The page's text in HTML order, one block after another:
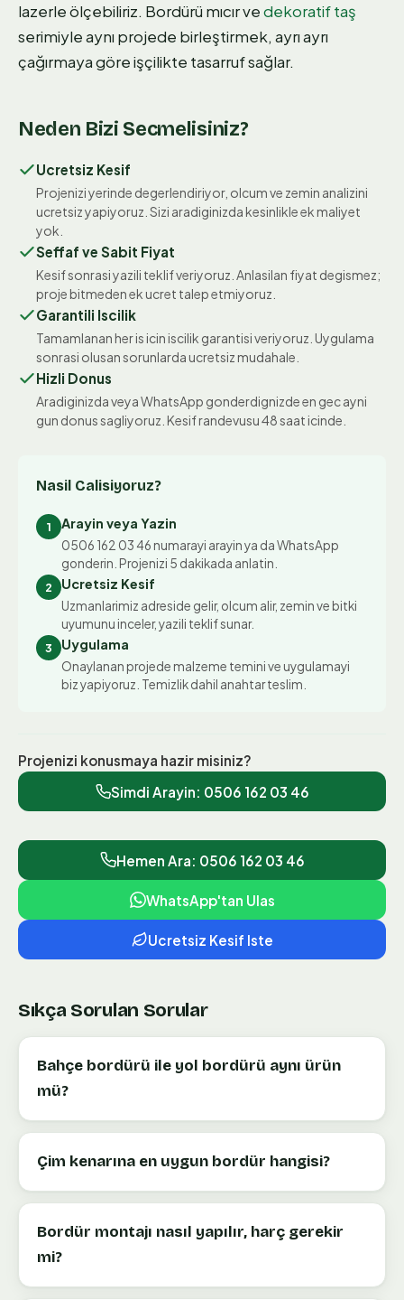
lazerle ölçebiliriz. Bordürü mıcır vedekoratif taş
serimiyle aynı projede birleştirmek, ayrı ayrı
çağırmaya göre işçilikte tasarruf sağlar.
Neden Bizi Secmelisiniz?
Ucretsiz Kesif
Projenizi yerinde degerlendiriyor, olcum ve zemin analizini
ucretsiz yapiyoruz. Sizi aradiginizda kesinlikle ek maliyet
yok.
Seffaf ve Sabit Fiyat
Kesif sonrasi yazili teklif veriyoruz. Anlasilan fiyat degismez;
proje bitmeden ek ucret talep etmiyoruz.
Garantili Iscilik
Tamamlanan her is icin iscilik garantisi veriyoruz. Uygulama
sonrasi olusan sorunlarda ucretsiz mudahale.
Hizli Donus
Aradiginizda veya WhatsApp gonderdignizde en gec ayni
gun donus sagliyoruz. Kesif randevusu 48 saat icinde.
Nasil Calisiyoruz?
1 Arayin veya Yazin
0506 162 03 46 numarayi arayin ya da WhatsApp
gonderin. Projenizi 5 dakikada anlatin.
2 Ucretsiz Kesif
Uzmanlarimiz adreside gelir, olcum alir, zemin ve bitki
uyumunu inceler, yazili teklif sunar.
3 Uygulama
Onaylanan projede malzeme temini ve uygulamayi
biz yapiyoruz. Temizlik dahil anahtar teslim.
Projenizi konusmaya hazir misiniz?
Simdi Arayin: 0506 162 03 46
Hemen Ara: 0506 162 03 46
WhatsApp'tan Ulas
Ucretsiz Kesif Iste
Sıkça Sorulan Sorular
Bahçe bordürü ile yol bordürü aynı ürün
mü?
Çim kenarına en uygun bordür hangisi?
Bordür montajı nasıl yapılır, harç gerekir
mi?